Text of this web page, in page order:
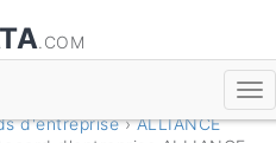
.COM
d'entreprise›ALLIANCE